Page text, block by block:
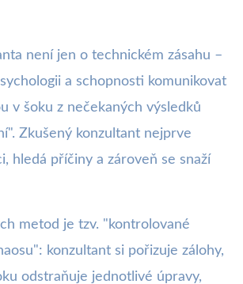
není jen o technickém zásahu –
a schopnosti komunikovat
v šoku z nečekaných výsledků
Zkušený konzultant nejprve
hledá příčiny a zároveň se snaží
metod je tzv. "kontrolované
konzultant si pořizuje zálohy,
odstraňuje jednotlivé úpravy,